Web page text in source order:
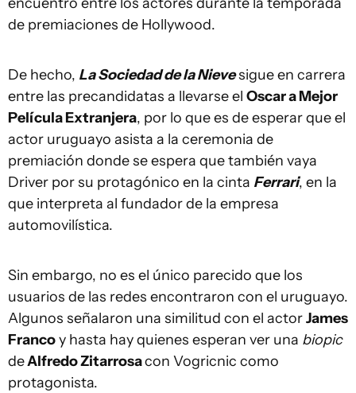
de premiaciones de Hollywood.
De hecho, La Sociedad de la Nievesigue en carrera
entre las precandidatas a llevarse el Oscar a Mejor
Película Extranjera, por lo que es de esperar que el
actor uruguayo asista a la ceremonia de
premiación donde se espera que también vaya
Driver por su protagónico en la cinta Ferrari, en la
que interpreta al fundador de la empresa
automovilística.
Sin embargo, no es el único parecido que los
usuarios de las redes encontraron con el uruguayo.
Algunos señalaron una similitud con el actorJames
Francoy hasta hay quienes esperan ver una biopic
deAlfredo Zitarrosacon Vogricnic como
protagonista.